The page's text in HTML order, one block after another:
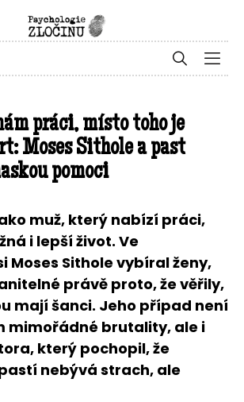
práci, místo toho je
Moses Sithole a past
pomoci
muž, který nabízí práci,
i lepší život. Ve
Moses Sithole vybíral ženy,
právě proto, že věřily,
mají šanci. Jeho případ není
mimořádné brutality, ale i
který pochopil, že
nebývá strach, ale